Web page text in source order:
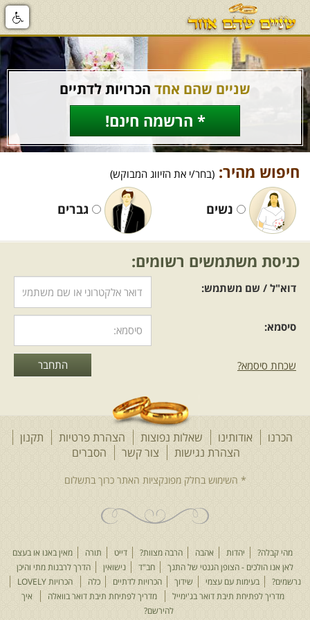
שניים שהם אחד הכרויות לדתיים
* הרשמה חינם!
חיפוש מהיר: (בחר/י את הזיווג המבוקש)
נשים גברים
כניסת משתמשים רשומים:
דוא"ל / שם משתמש:
סיסמא:
שכחת סיסמא?
הכרנו אודותינו שאלות נפוצות הצהרת פרטיות
תקנון
הצהרת נגישות
צור קשר הסברים
מהי קבלה? יהדות אהבה הרבה מצוות? דייט תורה
מאין באנו או בעצם
לאן אנו הולכים - הצופן הגנטי של התנך
חב"ד נישואין
הדרך לרבנות מתי והיכן
נרשמים?
בעימות עם עצמי שידוך הכרויות לדתיים כלה
הכרויות LOVELY
מדריך לפתיחת תיבת דואר בג'ימייל
מדריך לפתיחת תיבת דואר בוואלה
איך
להירשם?